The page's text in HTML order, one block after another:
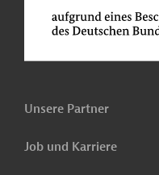
Unsere Partner
Job und Karriere